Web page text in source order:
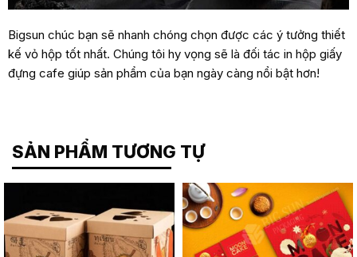
Bigsun chúc bạn sẽ nhanh chóng chọn được các ý tưởng thiết
kế vỏ hộp tốt nhất. Chúng tôi hy vọng sẽ là đối tác in hộp giấy
đựng cafe giúp sản phẩm của bạn ngày càng nổi bật hơn!
SẢN PHẨM TƯƠNG TỰ